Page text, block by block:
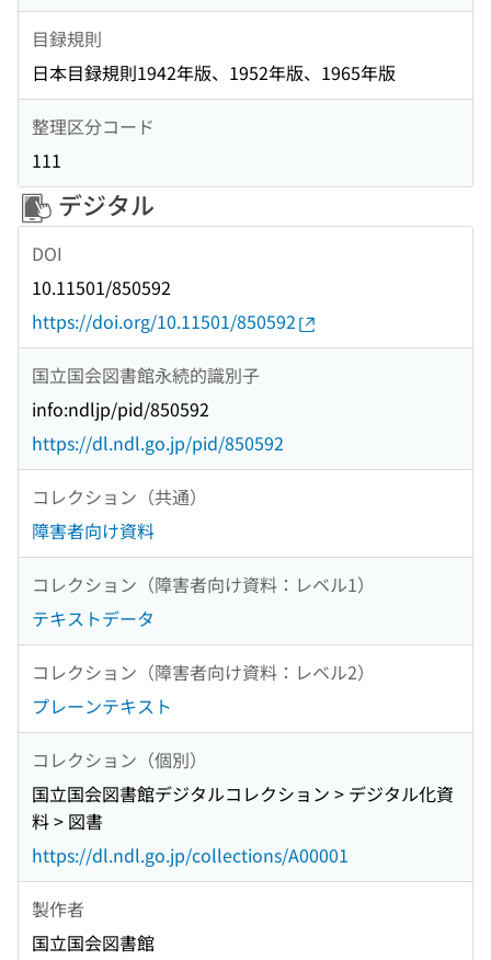
目録規則
日本目録規則1942年版、1952年版、1965年版
整理区分コード
111
デジタル
DOI
10.11501/850592
https://doi.org/10.11501/850592
国立国会図書館永続的識別子
info:ndljp/pid/850592
https://dl.ndl.go.jp/pid/850592
コレクション（共通）
障害者向け資料
コレクション（障害者向け資料：レベル1）
テキストデータ
コレクション（障害者向け資料：レベル2）
プレーンテキスト
コレクション（個別）
国立国会図書館デジタルコレクション > デジタル化資
料 > 図書
https://dl.ndl.go.jp/collections/A00001
製作者
国立国会図書館